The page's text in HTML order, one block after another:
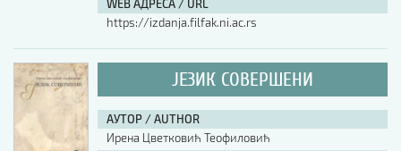
WEB АДРЕСА / URL
https://izdanja.filfak.ni.ac.rs
ЈЕЗИК СОВЕРШЕНИ
АУТОР / AUTHOR
Ирена Цветковић Теофиловић